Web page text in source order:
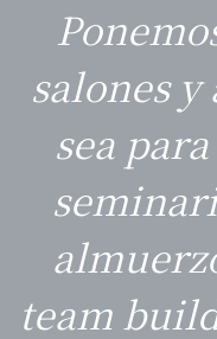
salones y
sea
team